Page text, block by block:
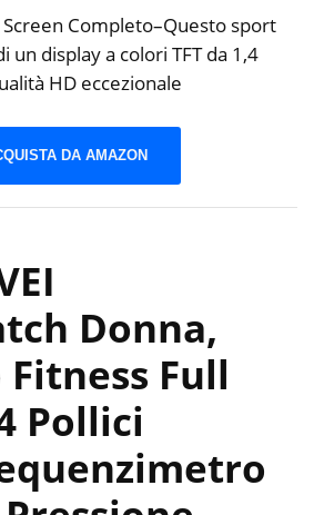
Screen Completo–Questo sport
un display a colori TFT da 1,4
HD eccezionale
DA AMAZON
Donna,
Full
Pollici